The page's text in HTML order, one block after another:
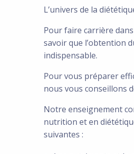
L’univers de la
Pour faire carrière
savoir que l’obtention
indispensable.
Pour vous préparer
nous vous conseillons
Notre enseignement
nutrition et en
suivantes :